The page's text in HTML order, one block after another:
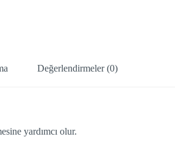
Değerlendirmeler (0)
yardımcı olur.